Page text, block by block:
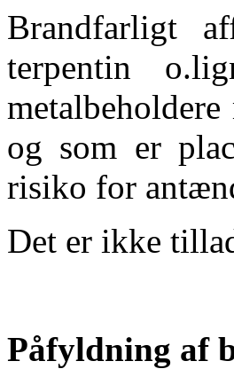
Brandfarligt
terpentin
og som er
risiko for
Det er ikke
Påfyldning af